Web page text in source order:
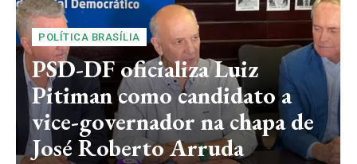
POLÍTICA BRASÍLIA
PSD-DF oficializa Luiz
Pitiman como candidato a
vice-governador na chapa de
José Roberto Arruda